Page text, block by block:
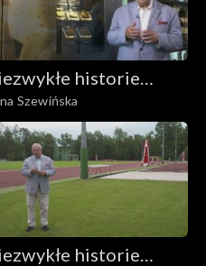
historie
Czerwonych
Szewińska
historie